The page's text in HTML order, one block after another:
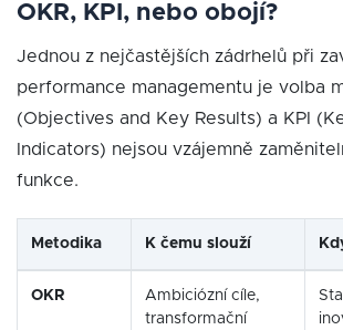
OKR, KPI, nebo obojí?
Jednou z nejčastějších zádrhelů při
performance managementu je volba
(Objectives and Key Results) a KPI
Indicators) nejsou vzájemně
funkce.
Metodika K čemu slouží
OKR
Ambiciózní cíle,
transformační